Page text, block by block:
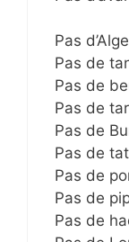
Pas
Pas de
Pas de
Pas de
Pas de
Pas de
Pas de
Pas de
Pas de